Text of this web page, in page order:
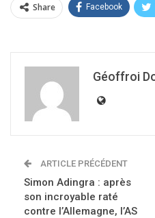
Share Facebook
Géoffroi
ARTICLE PRÉCÉDENT
Simon Adingra : après
son incroyable raté
contre l’Allemagne, l’AS